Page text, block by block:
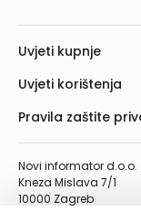
Novi informator d.o.o.
Kneza Mislava 7/1
10000 Zagreb
Uvjeti kupnje
Uvjeti korištenja
Pravila zaštite